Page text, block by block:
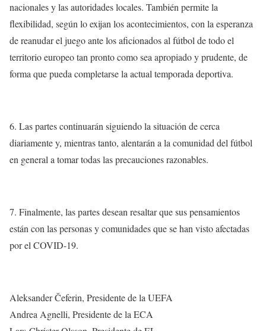
nacionales y las autoridades locales. También permite la
flexibilidad, según lo exijan los acontecimientos, con la esperanza
de reanudar el juego ante los aficionados al fútbol de todo el
territorio europeo tan pronto como sea apropiado y prudente, de
forma que pueda completarse la actual temporada deportiva.
6. Las partes continuarán siguiendo la situación de cerca
diariamente y, mientras tanto, alentarán a la comunidad del fútbol
en general a tomar todas las precauciones razonables.
7. Finalmente, las partes desean resaltar que sus pensamientos
están con las personas y comunidades que se han visto afectadas
por el COVID-19.
Aleksander Čeferin, Presidente de la UEFA
Andrea Agnelli, Presidente de la ECA